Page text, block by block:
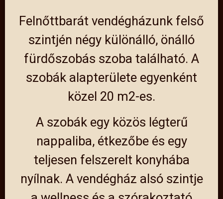
Felnőttbarát vendégházunk felső
szintjén négy különálló, önálló
fürdőszobás szoba található. A
szobák alapterülete egyenként
közel 20 m2-es.
A szobák egy közös légterű
nappaliba, étkezőbe és egy
teljesen felszerelt konyhába
nyílnak. A vendégház alsó szintje